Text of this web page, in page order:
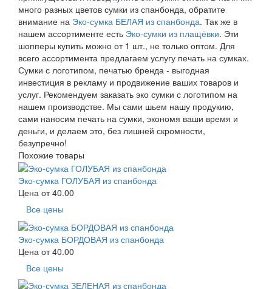
много разных цветов сумки из спанбонда, обратите
внимание на Эко-сумка БЕЛАЯ из спанбонда. Так же в
нашем ассортименте есть Эко-сумки из плащёвки. Эти
шопперы купить можно от 1 шт., не только оптом. Для
всего ассортимента предлагаем услугу печать на сумках.
Сумки с логотипом, печатью бренда - выгодная
инвестиция в рекламу и продвижение ваших товаров и
услуг. Рекомендуем заказать эко сумки с логотипом на
нашем производстве. Мы сами шьем нашу продукию,
сами наносим печать на сумки, экономя ваши время и
деньги, и делаем это, без лишней скромности,
безупречно!
Похожие товары
Эко-сумка ГОЛУБАЯ из спанбонда
Цена от40.00
Все цены
Эко-сумка БОРДОВАЯ из спанбонда
Цена от40.00
Все цены